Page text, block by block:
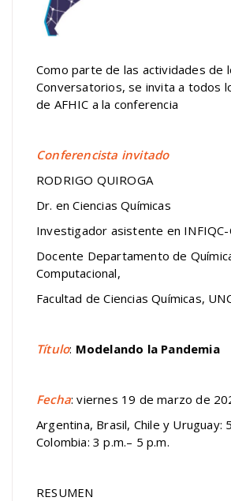
Como parte de las actividades de
Conversatorios, se invita a todos
de AFHIC a la conferencia
Conferencista invitado
RODRIGO QUIROGA
Dr. en Ciencias Químicas
Investigador asistente en INFIQC-
Docente Departamento de
Computacional,
Facultad de Ciencias Químicas,
Título: Modelando la Pandemia
Fecha: viernes 19 de marzo de
Argentina, Brasil, Chile y Uruguay:
Colombia: 3 p.m.– 5 p.m.
RESUMEN